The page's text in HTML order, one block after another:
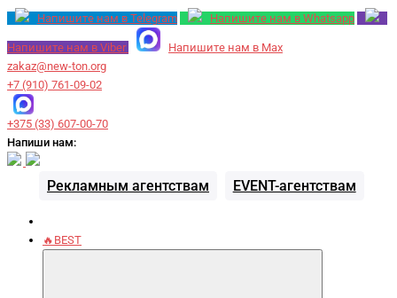
Напишите нам в Telegram Напишите нам в Whatsapp
Напишите нам в Viber
Напишите нам в Max
zakaz@new-ton.org
+7 (910) 761-09-02
+375 (33) 607-00-70
Напиши нам:
Рекламным агентствам EVENT-агентствам
🔥BEST